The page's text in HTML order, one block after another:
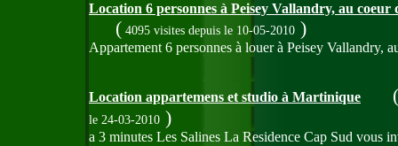
Location 6 personnes à Peisey Vallandry, au
( 4095 visites depuis le 10-05-2010 )
Appartement 6 personnes à louer à Peisey Vallandry,
Location appartemens et studio à Martinique (
le 24-03-2010 )
a 3 minutes Les Salines La Residence Cap Sud vous